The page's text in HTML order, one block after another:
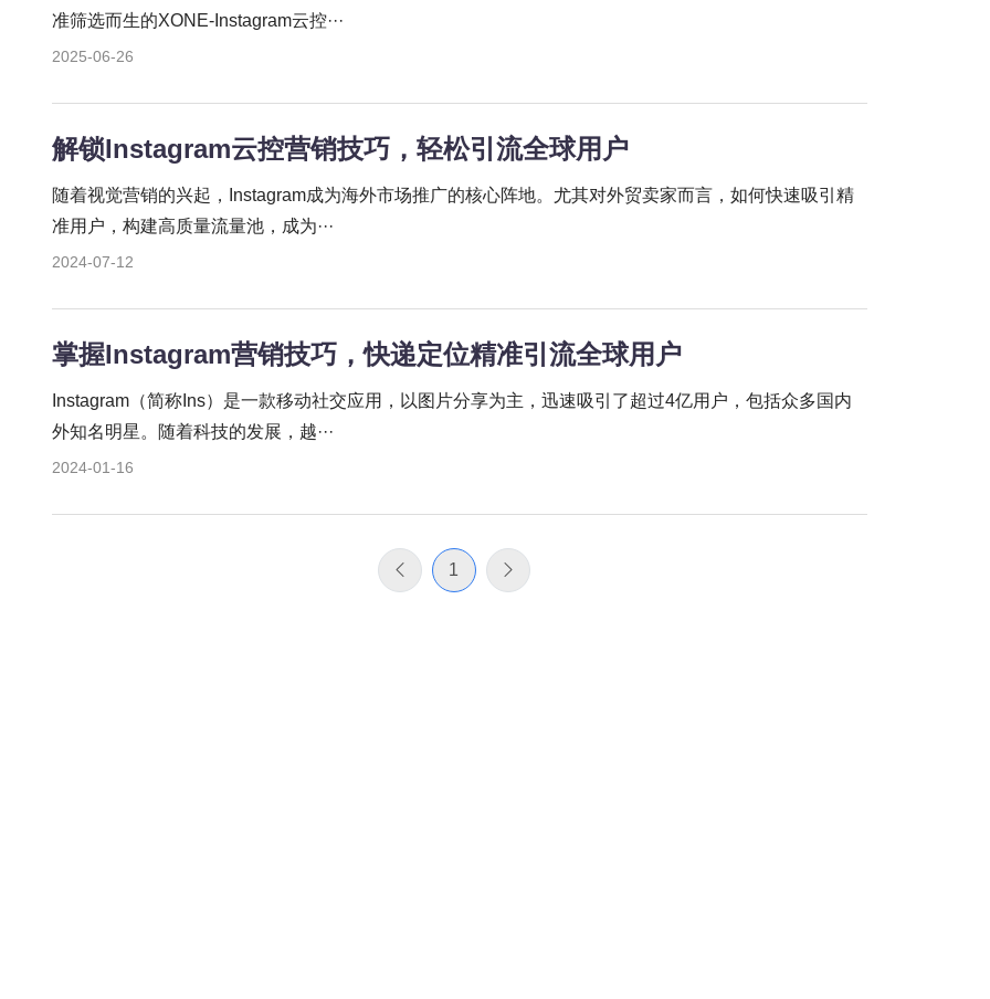
准筛选而生的XONE-Instagram云控···
2025-06-26
解锁Instagram云控营销技巧，轻松引流全球用户
随着视觉营销的兴起，Instagram成为海外市场推广的核心阵地。尤其对外贸卖家而言，如何快速吸引精
准用户，构建高质量流量池，成为···
2024-07-12
掌握Instagram营销技巧，快递定位精准引流全球用户
Instagram（简称Ins）是一款移动社交应用，以图片分享为主，迅速吸引了超过4亿用户，包括众多国内
外知名明星。随着科技的发展，越···
2024-01-16
1